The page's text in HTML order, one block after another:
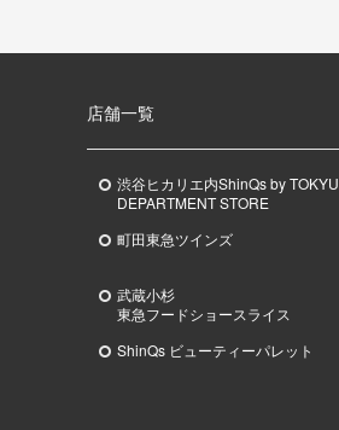
店舗一覧
渋谷ヒカリエ内ShinQs by TOKYU
DEPARTMENT STORE
町田東急ツインズ
武蔵小杉
東急フードショースライス
ShinQs ビューティーパレット